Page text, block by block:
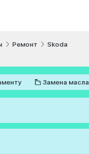
Ремонт Skoda
Замена масла